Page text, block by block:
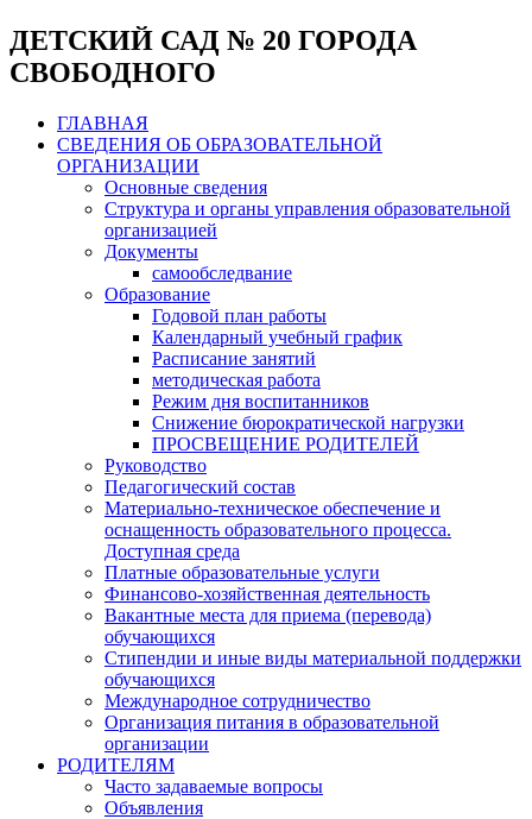
ДЕТСКИЙ САД № 20 ГОРОДА
СВОБОДНОГО
ГЛАВНАЯ
СВЕДЕНИЯ ОБ ОБРАЗОВАТЕЛЬНОЙ
ОРГАНИЗАЦИИ
Основные сведения
Структура и органы управления образовательной
организацией
Документы
самообследвание
Образование
Годовой план работы
Календарный учебный график
Расписание занятий
методическая работа
Режим дня воспитанников
Снижение бюрократической нагрузки
ПРОСВЕЩЕНИЕ РОДИТЕЛЕЙ
Руководство
Педагогический состав
Материально-техническое обеспечение и
оснащенность образовательного процесса.
Доступная среда
Платные образовательные услуги
Финансово-хозяйственная деятельность
Вакантные места для приема (перевода)
обучающихся
Стипендии и иные виды материальной поддержки
обучающихся
Международное сотрудничество
Организация питания в образовательной
организации
РОДИТЕЛЯМ
Часто задаваемые вопросы
Объявления